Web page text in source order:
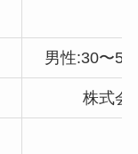
男性:30〜
株式会